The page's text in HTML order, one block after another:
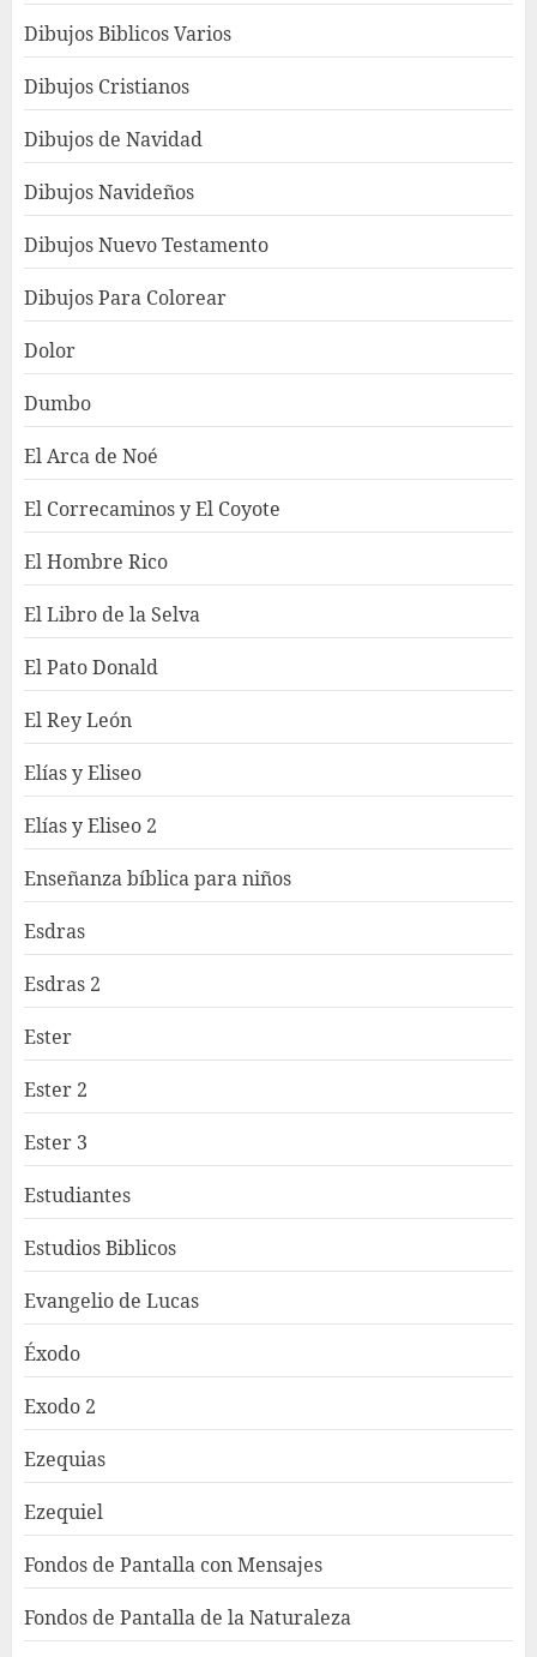
Dibujos Biblicos Varios
Dibujos Cristianos
Dibujos de Navidad
Dibujos Navideños
Dibujos Nuevo Testamento
Dibujos Para Colorear
Dolor
Dumbo
El Arca de Noé
El Correcaminos y El Coyote
El Hombre Rico
El Libro de la Selva
El Pato Donald
El Rey León
Elías y Eliseo
Elías y Eliseo 2
Enseñanza bíblica para niños
Esdras
Esdras 2
Ester
Ester 2
Ester 3
Estudiantes
Estudios Biblicos
Evangelio de Lucas
Éxodo
Exodo 2
Ezequias
Ezequiel
Fondos de Pantalla con Mensajes
Fondos de Pantalla de la Naturaleza